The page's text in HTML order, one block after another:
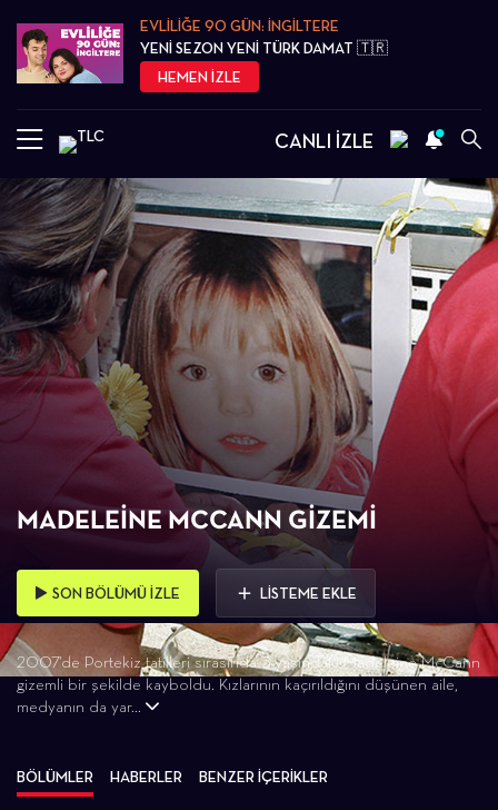
EVLİLİĞE 90 GÜN: İNGİLTERE
YENİ SEZON YENİ TÜRK DAMAT 🇹🇷
HEMEN İZLE
CANLI İZLE
MADELEINE MCCANN GIZEMI
SON BÖLÜMÜ İZLE LİSTEME EKLE
2007'de Portekiz tatilleri sırasında 3 yaşındaki Madeleine McCann
gizemli bir şekilde kayboldu. Kızlarının kaçırıldığını düşünen aile,
medyanın da yar...
BÖLÜMLER HABERLER BENZER İÇERİKLER